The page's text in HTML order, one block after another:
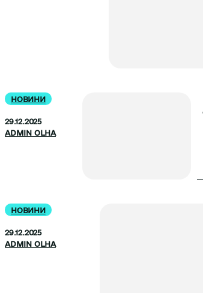
НОВИНИ
29.12.2025
ADMIN OLHA
НОВИНИ
29.12.2025
ADMIN OLHA